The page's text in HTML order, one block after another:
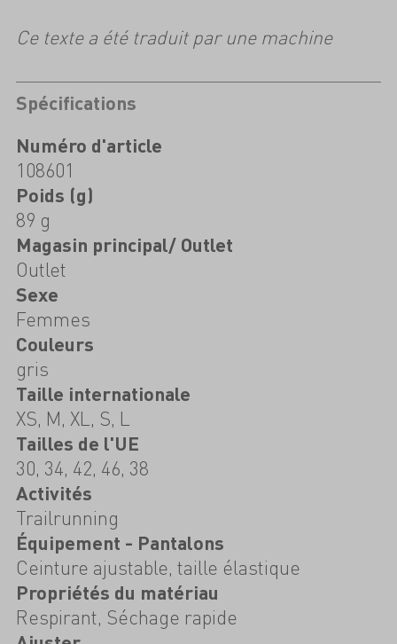
Ce texte a été traduit par une machine
Spécifications
Numéro d'article
108601
Poids (g)
89 g
Magasin principal/ Outlet
Outlet
Sexe
Femmes
Couleurs
gris
Taille internationale
XS, M, XL, S, L
Tailles de l'UE
30, 34, 42, 46, 38
Activités
Trailrunning
Équipement - Pantalons
Ceinture ajustable, taille élastique
Propriétés du matériau
Respirant, Séchage rapide